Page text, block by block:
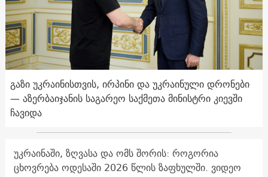
გაზი უკრაინისთვის, ირპინი და უკრაინული დრონები
— აზერბაიჯანის საგარეო საქმეთა მინისტრი კიევში
ჩავიდა
უკრაინაში, ზღვასა და ომს შორის: როგორია
ცხოვრება ოდესაში 2026 წლის ზაფხულში. ვიდეო